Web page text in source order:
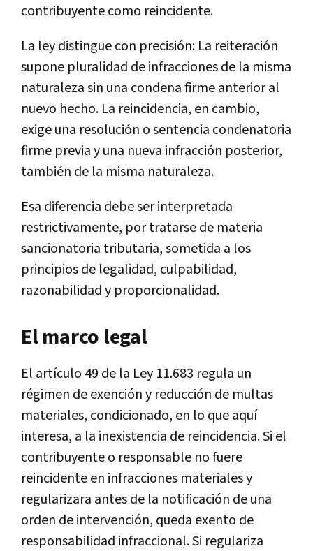
contribuyente como reincidente.
La ley distingue con precisión: La reiteración
supone pluralidad de infracciones de la misma
naturaleza sin una condena firme anterior al
nuevo hecho. La reincidencia, en cambio,
exige una resolución o sentencia condenatoria
firme previa y una nueva infracción posterior,
también de la misma naturaleza.
Esa diferencia debe ser interpretada
restrictivamente, por tratarse de materia
sancionatoria tributaria, sometida a los
principios de legalidad, culpabilidad,
razonabilidad y proporcionalidad.
El marco legal
El artículo 49 de la Ley 11.683 regula un
régimen de exención y reducción de multas
materiales, condicionado, en lo que aquí
interesa, a la inexistencia de reincidencia. Si el
contribuyente o responsable no fuere
reincidente en infracciones materiales y
regularizara antes de la notificación de una
orden de intervención, queda exento de
responsabilidad infraccional. Si regulariza